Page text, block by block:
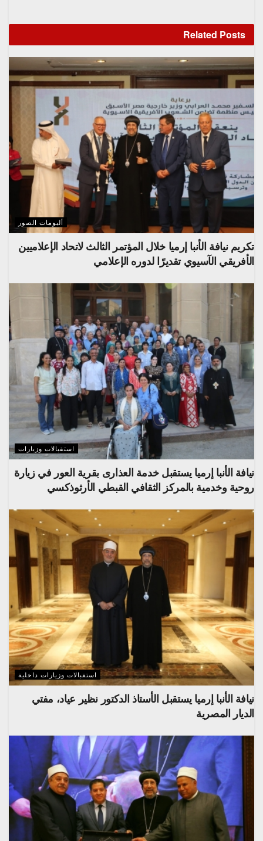
Related Posts
ألبومات الصور
تكريم نيافة الأنبا إرميا خلال المؤتمر الثالث لاتحاد الإعلاميين
الأفريقي الآسيوي تقديرًا لدوره الإعلامي
استقبالات وزيارات
نيافة الأنبا إرميا يستقبل خدمة العذارى بقرية العور في زيارة
روحية وخدمية بالمركز الثقافي القبطي الأرثوذكسي
استقبالات وزيارات داخلية
نيافة الأنبا إرميا يستقبل الأستاذ الدكتور نظير عياد، مفتي
الديار المصرية